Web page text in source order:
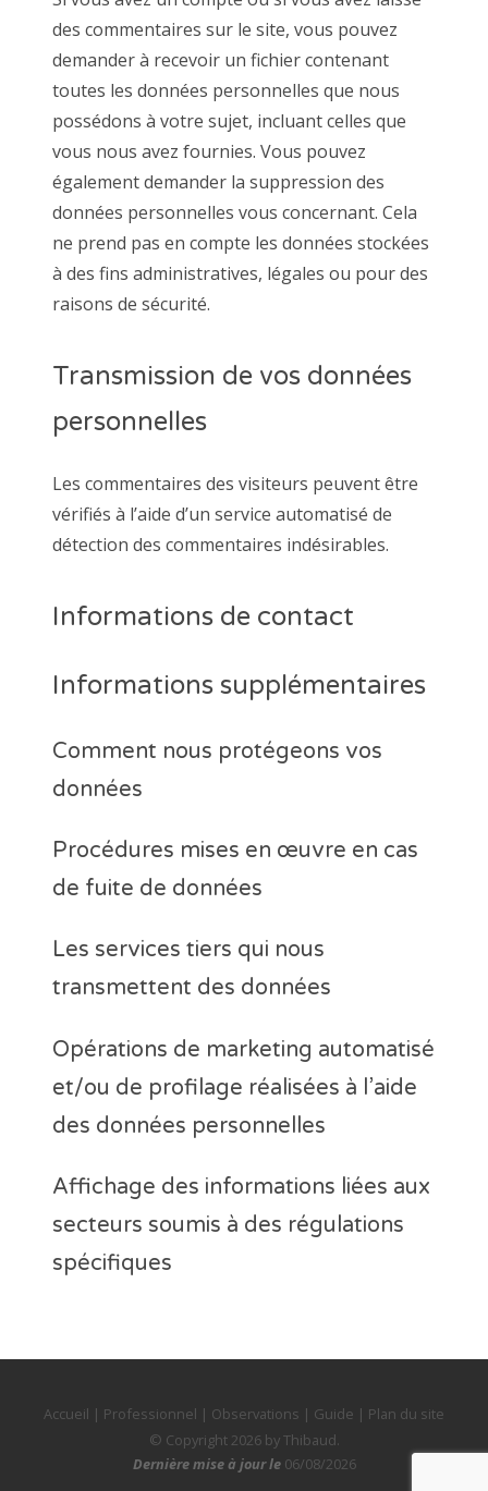
des commentaires sur le site, vous pouvez
demander à recevoir un fichier contenant
toutes les données personnelles que nous
possédons à votre sujet, incluant celles que
vous nous avez fournies. Vous pouvez
également demander la suppression des
données personnelles vous concernant. Cela
ne prend pas en compte les données stockées
à des fins administratives, légales ou pour des
raisons de sécurité.
Transmission de vos données
personnelles
Les commentaires des visiteurs peuvent être
vérifiés à l’aide d’un service automatisé de
détection des commentaires indésirables.
Informations de contact
Informations supplémentaires
Comment nous protégeons vos
données
Procédures mises en œuvre en cas
de fuite de données
Les services tiers qui nous
transmettent des données
Opérations de marketing automatisé
et/ou de profilage réalisées à l’aide
des données personnelles
Affichage des informations liées aux
secteurs soumis à des régulations
spécifiques
Accueil | Professionnel | Observations | Guide | Plan du site
© Copyright 2026 byThibaud.
Dernière mise à jour le 06/08/2026